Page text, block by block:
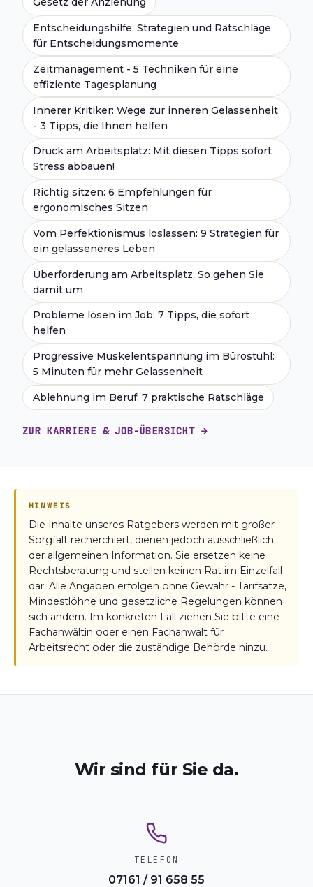
Entscheidungshilfe: Strategien und Ratschläge
für Entscheidungsmomente
Zeitmanagement - 5 Techniken für eine
effiziente Tagesplanung
Innerer Kritiker: Wege zur inneren Gelassenheit
- 3 Tipps, die Ihnen helfen
Druck am Arbeitsplatz: Mit diesen Tipps sofort
Stress abbauen!
Richtig sitzen: 6 Empfehlungen für
ergonomisches Sitzen
Vom Perfektionismus loslassen: 9 Strategien für
ein gelasseneres Leben
Überforderung am Arbeitsplatz: So gehen Sie
damit um
Probleme lösen im Job: 7 Tipps, die sofort
helfen
Progressive Muskelentspannung im Bürostuhl:
5 Minuten für mehr Gelassenheit
Ablehnung im Beruf: 7 praktische Ratschläge
ZUR KARRIERE & JOB-ÜBERSICHT →
HINWEIS
Die Inhalte unseres Ratgebers werden mit großer
Sorgfalt recherchiert, dienen jedoch ausschließlich
der allgemeinen Information. Sie ersetzen keine
Rechtsberatung und stellen keinen Rat im Einzelfall
dar. Alle Angaben erfolgen ohne Gewähr - Tarifsätze,
Mindestlöhne und gesetzliche Regelungen können
sich ändern. Im konkreten Fall ziehen Sie bitte eine
Fachanwältin oder einen Fachanwalt für
Arbeitsrecht oder die zuständige Behörde hinzu.
Wir sind für Sie da.
TELEFON
07161 / 91 658 55